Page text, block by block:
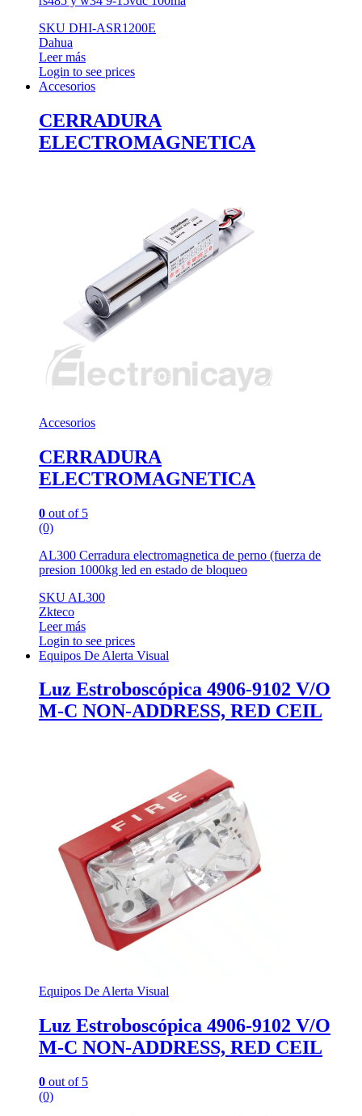
SKU DHI-ASR1200E
Dahua
Leer más
Login to see prices
Accesorios
CERRADURA
ELECTROMAGNETICA
Accesorios
CERRADURA
ELECTROMAGNETICA
0 out of 5
(0)
AL300 Cerradura electromagnetica de perno (fuerza de
presion 1000kg led en estado de bloqueo
SKU AL300
Zkteco
Leer más
Login to see prices
Equipos De Alerta Visual
Luz Estroboscópica 4906-9102 V/O
M-C NON-ADDRESS, RED CEIL
Equipos De Alerta Visual
Luz Estroboscópica 4906-9102 V/O
M-C NON-ADDRESS, RED CEIL
0 out of 5
(0)